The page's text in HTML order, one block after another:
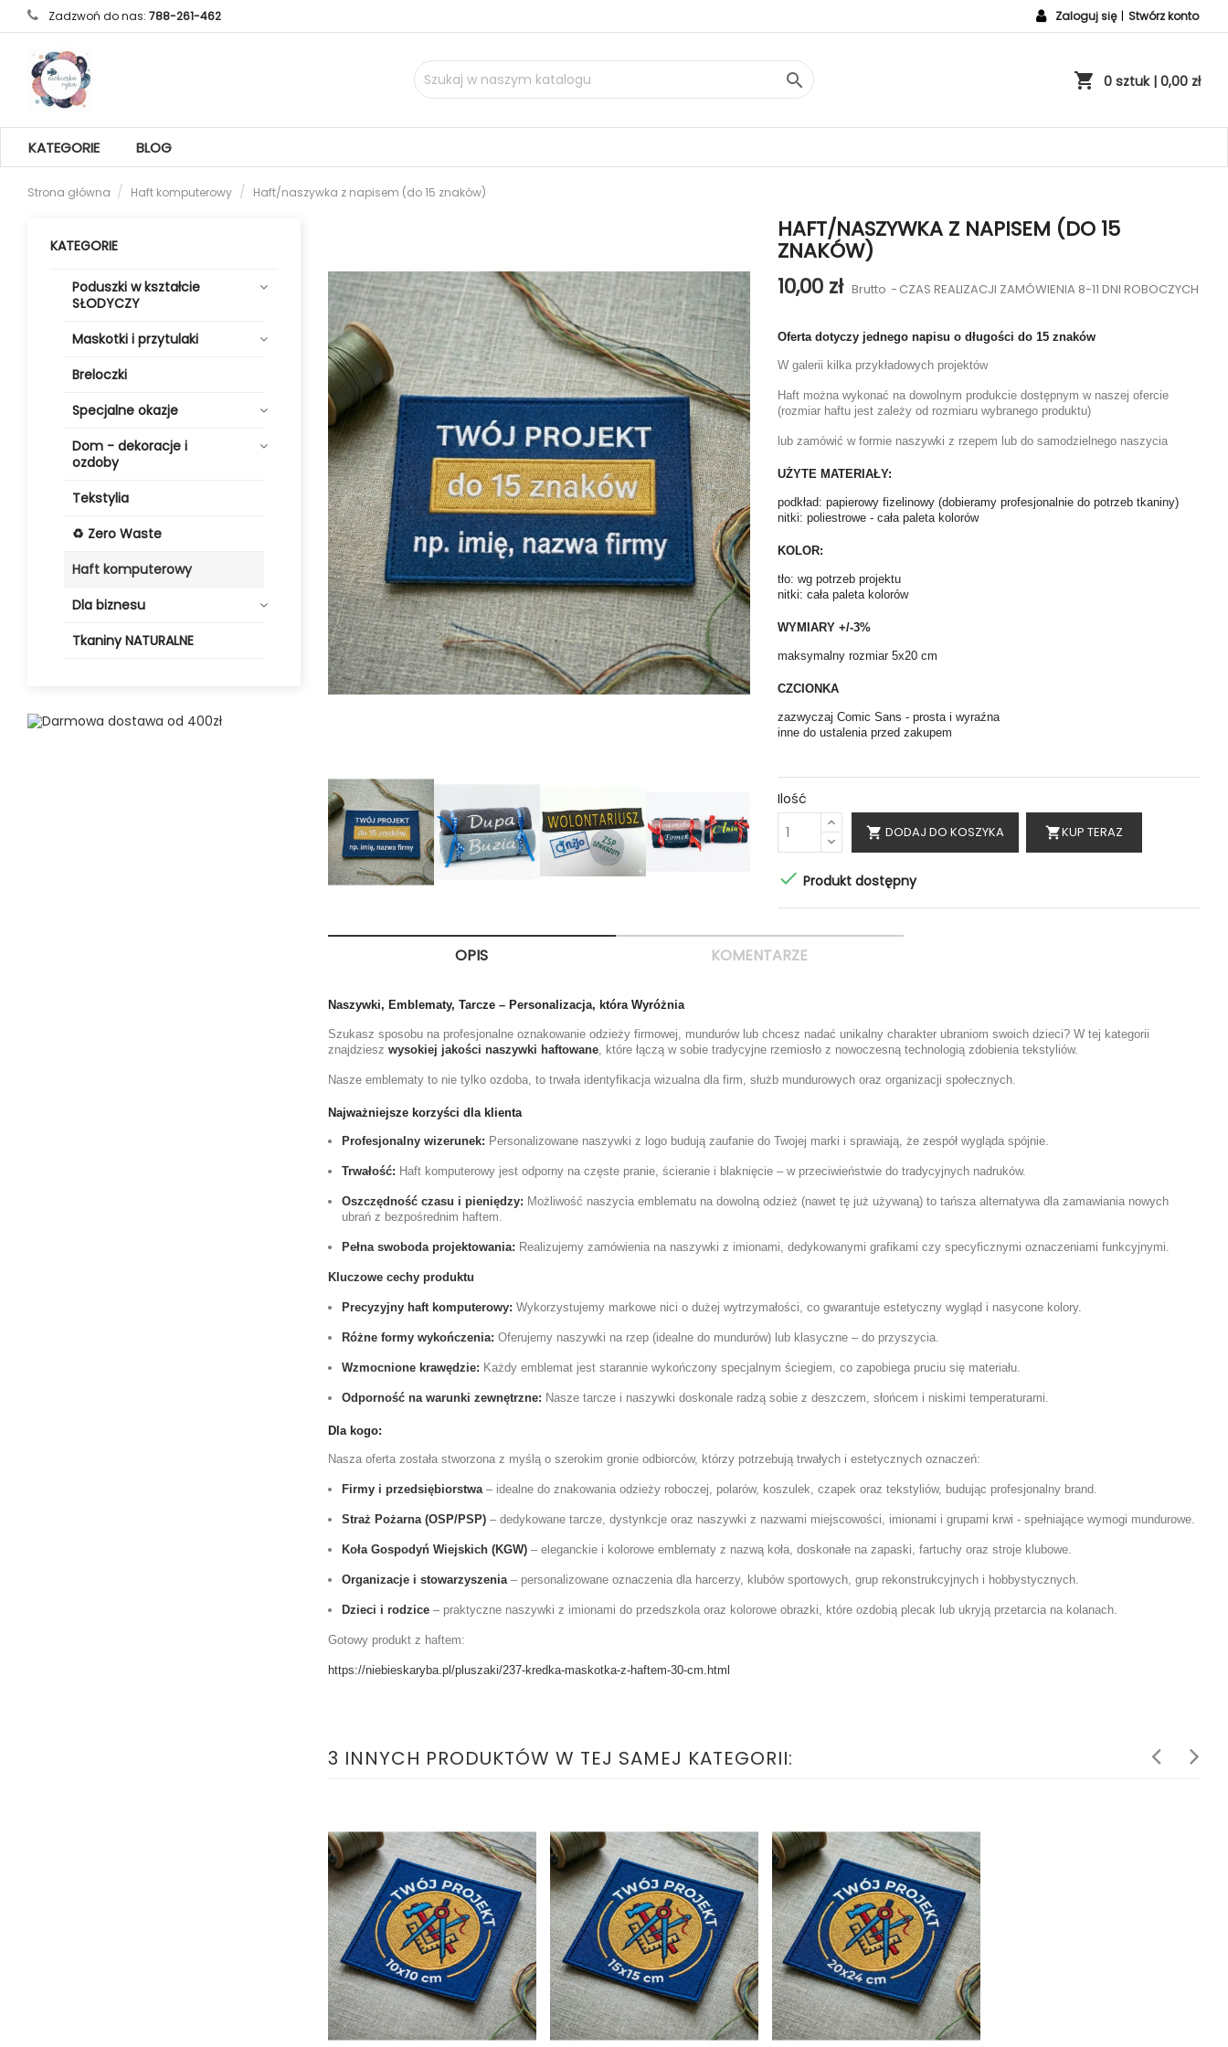
Zadzwoń do nas: 788-261-462 Zaloguj się | Stwórz konto
 shopping_cart 0 sztuk| 0,00 zł
KATEGORIE BLOG
Strona główna Haft komputerowy Haft/naszywka z napisem (do 15 znaków)
KATEGORIE
Poduszki w kształcie
SŁODYCZY
Maskotki i przytulaki
Breloczki
Specjalne okazje
Dom - dekoracje i
ozdoby
Tekstylia
♻️ Zero Waste
Haft komputerowy
Dla biznesu
Tkaniny NATURALNE
HAFT/NASZYWKA Z NAPISEM (DO 15
ZNAKÓW)
10,00 zł Brutto CZAS REALIZACJI ZAMÓWIENIA 8-11 DNI ROBOCZYCH
Oferta dotyczy jednego napisu o długości do 15 znaków
W galerii kilka przykładowych projektów
Haft można wykonać na dowolnym produkcie dostępnym w naszej ofercie
(rozmiar haftu jest zależy od rozmiaru wybranego produktu)
lub zamówić w formie naszywki z rzepem lub do samodzielnego naszycia
UŻYTE MATERIAŁY:
podkład: papierowy fizelinowy (dobieramy profesjonalnie do potrzeb tkaniny)
nitki: poliestrowe - cała paleta kolorów
KOLOR:
tło: wg potrzeb projektu
nitki: cała paleta kolorów
WYMIARY +/-3%
maksymalny rozmiar 5x20 cm
CZCIONKA
zazwyczaj Comic Sans - prosta i wyraźna
inne do ustalenia przed zakupem
Ilość
 DODAJ DO KOSZYKA shopping_cartKUP TERAZ
 Produkt dostępny
OPIS KOMENTARZE
Naszywki, Emblematy, Tarcze – Personalizacja, która Wyróżnia
Szukasz sposobu na profesjonalne oznakowanie odzieży firmowej, mundurów lub chcesz nadać unikalny charakter ubraniom swoich dzieci? W tej kategorii
znajdziesz wysokiej jakości naszywki haftowane, które łączą w sobie tradycyjne rzemiosło z nowoczesną technologią zdobienia tekstyliów.
Nasze emblematy to nie tylko ozdoba, to trwała identyfikacja wizualna dla firm, służb mundurowych oraz organizacji społecznych.
Najważniejsze korzyści dla klienta
Profesjonalny wizerunek: Personalizowane naszywki z logo budują zaufanie do Twojej marki i sprawiają, że zespół wygląda spójnie.
Trwałość: Haft komputerowy jest odporny na częste pranie, ścieranie i blaknięcie – w przeciwieństwie do tradycyjnych nadruków.
Oszczędność czasu i pieniędzy: Możliwość naszycia emblematu na dowolną odzież (nawet tę już używaną) to tańsza alternatywa dla zamawiania nowych
ubrań z bezpośrednim haftem.
Pełna swoboda projektowania: Realizujemy zamówienia na naszywki z imionami, dedykowanymi grafikami czy specyficznymi oznaczeniami funkcyjnymi.
Kluczowe cechy produktu
Precyzyjny haft komputerowy: Wykorzystujemy markowe nici o dużej wytrzymałości, co gwarantuje estetyczny wygląd i nasycone kolory.
Różne formy wykończenia: Oferujemy naszywki na rzep (idealne do mundurów) lub klasyczne – do przyszycia.
Wzmocnione krawędzie: Każdy emblemat jest starannie wykończony specjalnym ściegiem, co zapobiega pruciu się materiału.
Odporność na warunki zewnętrzne: Nasze tarcze i naszywki doskonale radzą sobie z deszczem, słońcem i niskimi temperaturami.
Dla kogo:
Nasza oferta została stworzona z myślą o szerokim gronie odbiorców, którzy potrzebują trwałych i estetycznych oznaczeń:
Firmy i przedsiębiorstwa– idealne do znakowania odzieży roboczej, polarów, koszulek, czapek oraz tekstyliów, budując profesjonalny brand.
Straż Pożarna (OSP/PSP)– dedykowane tarcze, dystynkcje oraz naszywki z nazwami miejscowości, imionami i grupami krwi - spełniające wymogi mundurowe.
Koła Gospodyń Wiejskich (KGW)– eleganckie i kolorowe emblematy z nazwą koła, doskonałe na zapaski, fartuchy oraz stroje klubowe.
Organizacje i stowarzyszenia– personalizowane oznaczenia dla harcerzy, klubów sportowych, grup rekonstrukcyjnych i hobbystycznych.
Dzieci i rodzice– praktyczne naszywki z imionami do przedszkola oraz kolorowe obrazki, które ozdobią plecak lub ukryją przetarcia na kolanach.
Gotowy produkt z haftem:
https://niebieskaryba.pl/pluszaki/237-kredka-maskotka-z-haftem-30-cm.html
3 INNYCH PRODUKTÓW W TEJ SAMEJ KATEGORII: